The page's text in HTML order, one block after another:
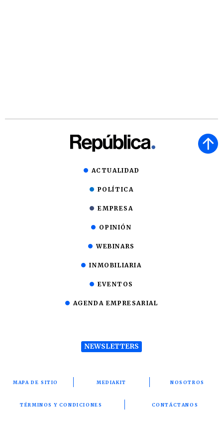
ACTUALIDAD
POLÍTICA
EMPRESA
OPINIÓN
WEBINARS
INMOBILIARIA
EVENTOS
AGENDA EMPRESARIAL
NEWSLETTERS
MAPA DE SITIO MEDIAKIT NOSOTROS
TÉRMINOS Y CONDICIONES CONTÁCTANOS